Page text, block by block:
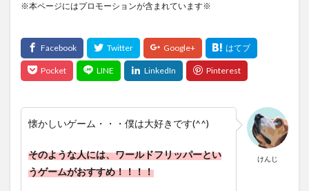
※本ページにはプロモーションが含まれています※
けんじ
懐かしいゲーム・・・僕は大好きです(^^)
そのような人には、ワールドフリッパーとい
うゲームがおすすめ！！！！